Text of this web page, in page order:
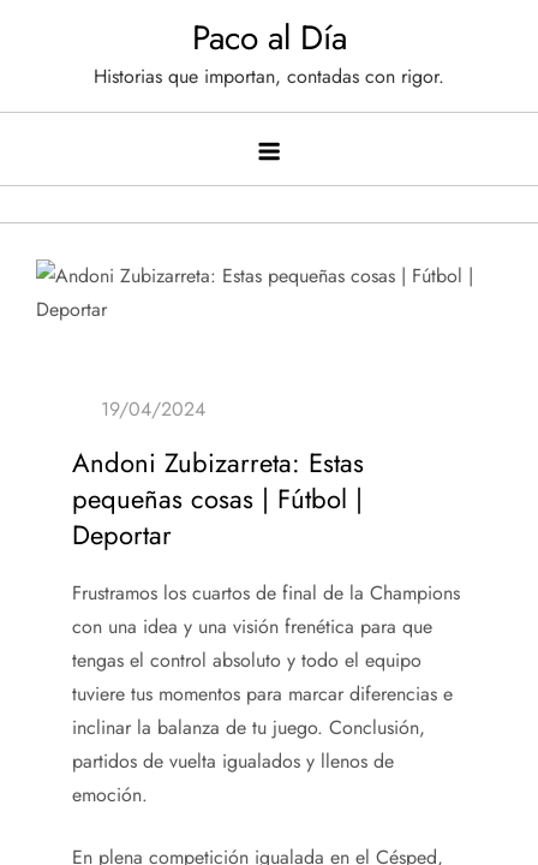
Paco al Día
Historias que importan, contadas con rigor.
Andoni Zubizarreta: Estas
pequeñas cosas | Fútbol |
Deportar
Frustramos los cuartos de final de la Champions
con una idea y una visión frenética para que
tengas el control absoluto y todo el equipo
tuviere tus momentos para marcar diferencias e
inclinar la balanza de tu juego. Conclusión,
partidos de vuelta igualados y llenos de
emoción.
En plena competición igualada en el Césped,